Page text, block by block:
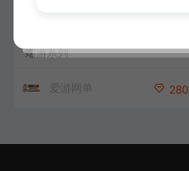
端游系列
爱游网单 280